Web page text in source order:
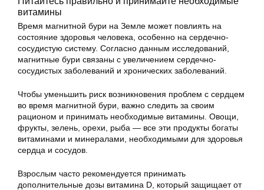
витамины
Время магнитной бури на Земле может повлиять на
состояние здоровья человека, особенно на сердечно-
сосудистую систему. Согласно данным исследований,
магнитные бури связаны с увеличением сердечно-
сосудистых заболеваний и хронических заболеваний.
Чтобы уменьшить риск возникновения проблем с сердцем
во время магнитной бури, важно следить за своим
рационом и принимать необходимые витамины. Овощи,
фрукты, зелень, орехи, рыба — все эти продукты богаты
витаминами и минералами, необходимыми для здоровья
сердца и сосудов.
Взрослым часто рекомендуется принимать
дополнительные дозы витамина D, который защищает от